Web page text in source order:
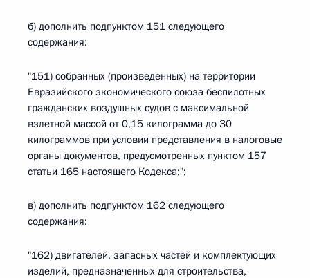
б) дополнить подпунктом 151 следующего
содержания:
"151) собранных (произведенных) на территории
Евразийского экономического союза беспилотных
гражданских воздушных судов с максимальной
взлетной массой от 0,15 килограмма до 30
килограммов при условии представления в налоговые
органы документов, предусмотренных пунктом 157
статьи 165 настоящего Кодекса;";
в) дополнить подпунктом 162 следующего
содержания:
"162) двигателей, запасных частей и комплектующих
изделий, предназначенных для строительства,